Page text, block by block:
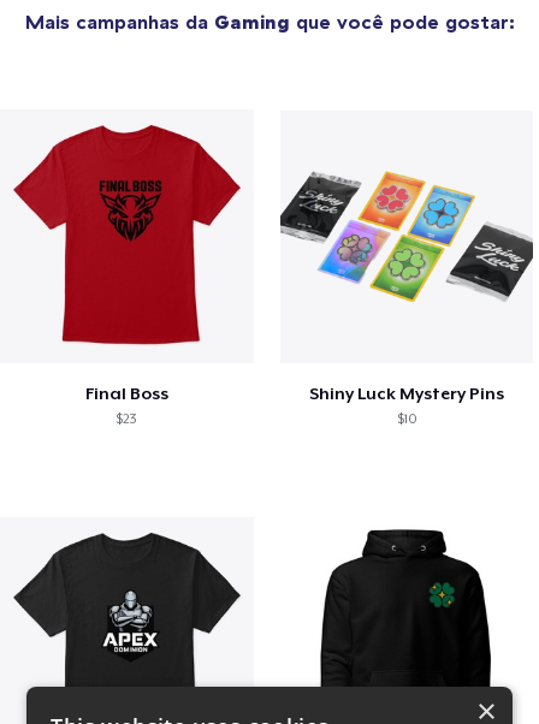
Mais campanhas da Gaming que você pode gostar:
Final Boss
$23
Shiny Luck Mystery Pins
$10
×